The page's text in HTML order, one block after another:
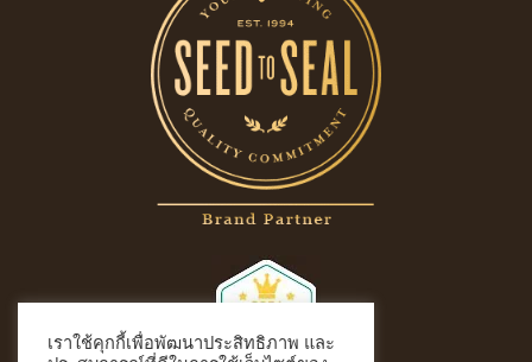
เราใช้คุกกี้เพื่อพัฒนาประสิทธิภาพ และ